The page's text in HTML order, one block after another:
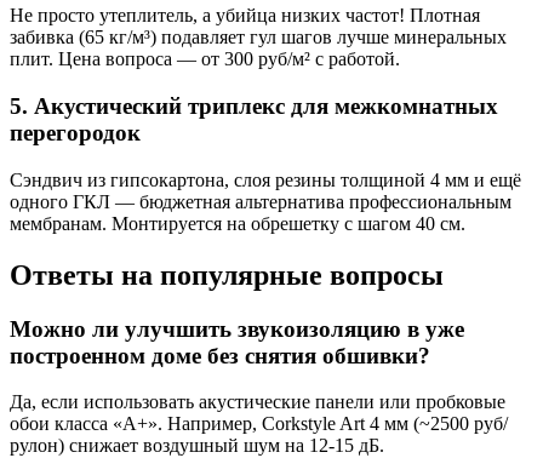
Не просто утеплитель, а убийца низких частот! Плотная
забивка (65 кг/м³) подавляет гул шагов лучше минеральных
плит. Цена вопроса — от 300 руб/м² с работой.
5. Акустический триплекс для межкомнатных
перегородок
Сэндвич из гипсокартона, слоя резины толщиной 4 мм и ещё
одного ГКЛ — бюджетная альтернатива профессиональным
мембранам. Монтируется на обрешетку с шагом 40 см.
Ответы на популярные вопросы
Можно ли улучшить звукоизоляцию в уже
построенном доме без снятия обшивки?
Да, если использовать акустические панели или пробковые
обои класса «А+». Например, Corkstyle Art 4 мм (~2500 руб/
рулон) снижает воздушный шум на 12-15 дБ.